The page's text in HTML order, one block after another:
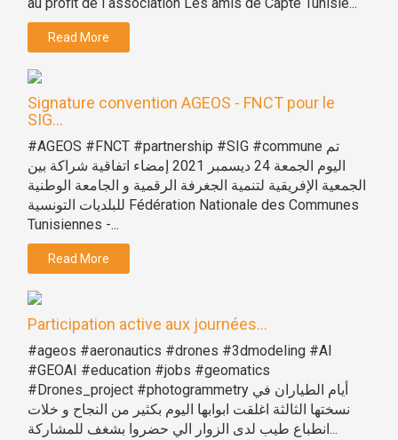
Read More
Signature convention AGEOS - FNCT pour le
SIG...
#AGEOS #FNCT #partnership #SIG #commune تم
اليوم الجمعة 24 ديسمبر 2021 إمضاء اتفاقية شراكة بين
الجمعية الإفريقية لتنمية الجغرفة الرقمية و الجامعة الوطنية
للبلديات التونسية Fédération Nationale des Communes
Tunisiennes -...
Read More
Participation active aux journées...
#ageos #aeronautics #drones #3dmodeling #AI
#GEOAI #education #jobs #geomatics
#Drones_project #photogrammetry أيام الطياران في
نسختها الثالثة اغلقت ابوابها اليوم بكثير من النجاح و خلات
انطباع طيب لدى الزوار الي حضروا بشغف للمشاركة...